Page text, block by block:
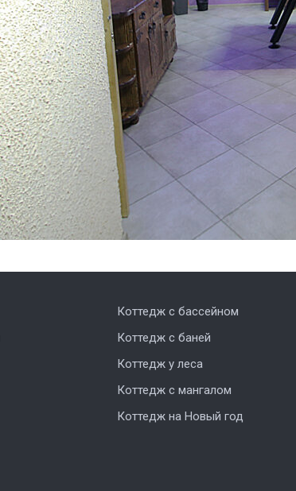
Коттедж с бассейном
Коттедж с баней
Коттедж у леса
Коттедж с мангалом
Коттедж на Новый год